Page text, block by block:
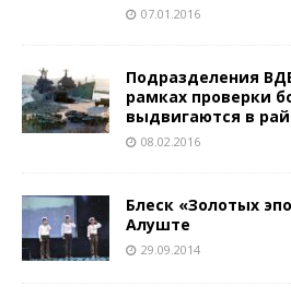
07.01.2016
Подразделения
рамках проверки
выдвигаются в
08.02.2016
Блеск «Золотых
Алуште
29.09.2014